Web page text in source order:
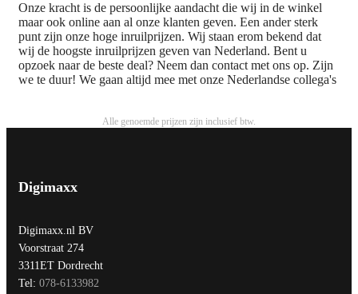
Onze kracht is de persoonlijke aandacht die wij in de winkel
maar ook online aan al onze klanten geven. Een ander sterk
punt zijn onze hoge inruilprijzen. Wij staan erom bekend dat
wij de hoogste inruilprijzen geven van Nederland. Bent u
opzoek naar de beste deal? Neem dan contact met ons op. Zijn
we te duur! We gaan altijd mee met onze Nederlandse collega's
Alle genoemde prijzen zijn inclusief btw.
Digimaxx
Digimaxx.nl BV
Voorstraat 274
3311ET Dordrecht
Tel: 078-6133982